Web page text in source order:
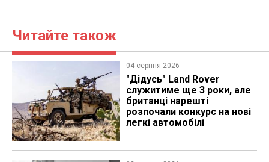
Читайте також
04 серпня 2026
"Дідусь" Land Rover
служитиме ще 3 роки, але
британці нарешті
розпочали конкурс на нові
легкі автомобілі